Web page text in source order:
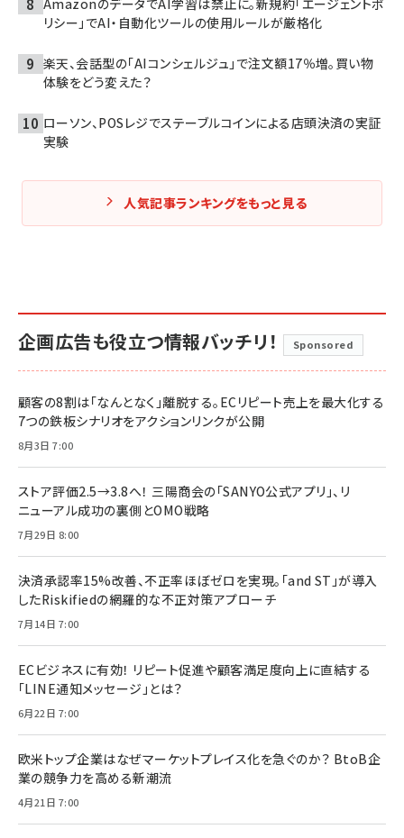
AmazonのデータでAI学習は禁止に。新規約「エージェントポ
リシー」でAI・自動化ツールの使用ルールが厳格化
楽天、会話型の「AIコンシェルジュ」で注文額17％増。買い物
体験をどう変えた？
ローソン、POSレジでステーブルコインによる店頭決済の実証
実験
人気記事ランキングをもっと見る
企画広告も役立つ情報バッチリ！ Sponsored
顧客の8割は「なんとなく」離脱する。ECリピート売上を最大化する
7つの鉄板シナリオをアクションリンクが公開
8月3日 7:00
ストア評価2.5→3.8へ！ 三陽商会の「SANYO公式アプリ」、リ
ニューアル成功の裏側とOMO戦略
7月29日 8:00
決済承認率15%改善、不正率ほぼゼロを実現。「and ST」が導入
したRiskifiedの網羅的な不正対策アプローチ
7月14日 7:00
ECビジネスに有効！ リピート促進や顧客満足度向上に直結する
「LINE通知メッセージ」とは？
6月22日 7:00
欧米トップ企業はなぜマーケットプレイス化を急ぐのか？ BtoB企
業の競争力を高める新潮流
4月21日 7:00